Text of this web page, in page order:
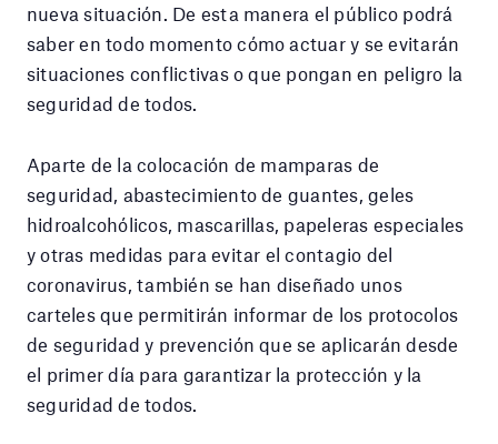
nueva situación. De esta manera el público podrá
saber en todo momento cómo actuar y se evitarán
situaciones conflictivas o que pongan en peligro la
seguridad de todos.
Aparte de la colocación de mamparas de
seguridad, abastecimiento de guantes, geles
hidroalcohólicos, mascarillas, papeleras especiales
y otras medidas para evitar el contagio del
coronavirus, también se han diseñado unos
carteles que permitirán informar de los protocolos
de seguridad y prevención que se aplicarán desde
el primer día para garantizar la protección y la
seguridad de todos.